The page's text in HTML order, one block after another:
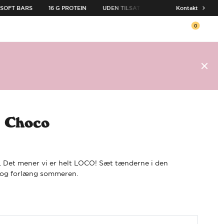
SOFT BARS 16 G PROTEIN UDEN TILSAT SUKKER 55G PR BAR
Kontakt
0
Det mener vi er helt LOCO! Sæt tænderne i den
forlæng sommeren.